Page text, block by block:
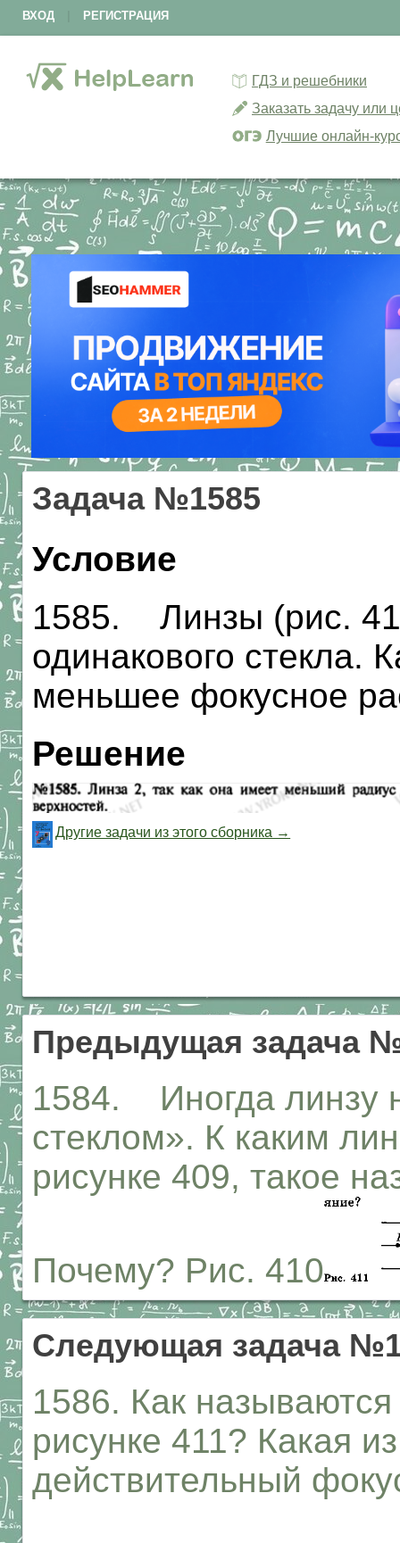
ВХОД РЕГИСТРАЦИЯ
ГДЗ и решебники
Заказать задачу или
Лучшие онлайн-
Задача №1585
Условие
1585. Линзы (рис.
одинакового стекла.
меньшее фокусное
Решение
Другие задачи из этого сборника →
Предыдущая задача
1584. Иногда линзу
стеклом». К каким
рисунке 409, такое
Почему? Рис. 410
Следующая задача
1586. Как
рисунке 411? Какая
действительный